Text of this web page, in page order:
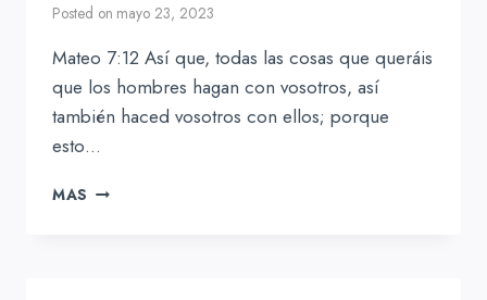
Posted on mayo 23, 2023
Mateo 7:12 Así que, todas las cosas que queráis
que los hombres hagan con vosotros, así
también haced vosotros con ellos; porque
esto…
MAS LA